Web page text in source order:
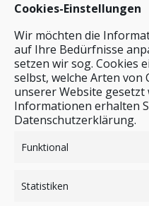
Cookies-Einstellungen
Wir möchten die
auf Ihre Bedürfnisse
setzen wir sog. Cookies
selbst, welche Arten
unserer Website gesetzt
Informationen erhalten
Datenschutzerklärung.
Funktional
Statistiken
Stichwortsuche